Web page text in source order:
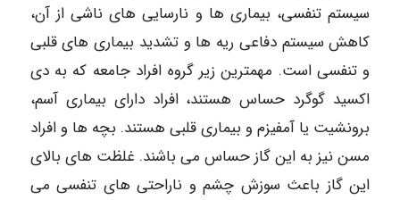
سیستم تنفسی، بیماری ها و نارسایی های ناشی از آن،
کاهش سیستم دفاعی ریه ها و تشدید بیماری های قلبی
و تنفسی است. مهمترین زیر گروه افراد جامعه که به دی
اکسید گوگرد حساس هستند، افراد دارای بیماری آسم،
برونشیت یا آمفیزم و بیماری قلبی هستند. بچه ها و افراد
مسن نیز به این گاز حساس می باشند. غلظت های بالای
این گاز باعث سوزش چشم و ناراحتی های تنفسی می